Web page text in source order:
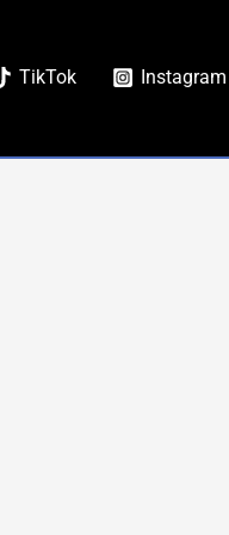
TikTok Instagram